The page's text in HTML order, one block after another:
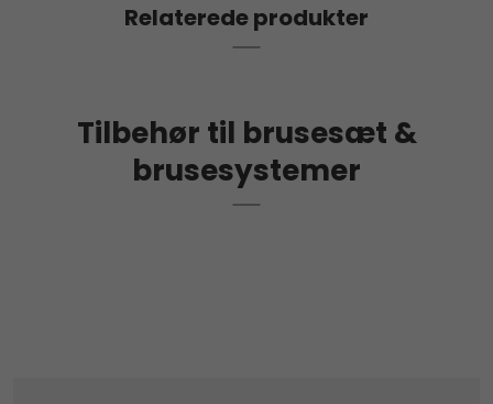
Relaterede produkter
Tilbehør til brusesæt &
brusesystemer